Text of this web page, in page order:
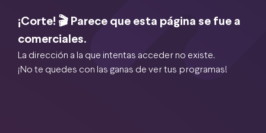
¡Corte! 🎬 Parece que esta página se fue a
comerciales.
La dirección a la que intentas acceder no existe.
¡No te quedes con las ganas de ver tus programas!